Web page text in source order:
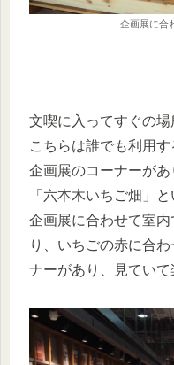
企画展に合
文喫に入ってすぐの場
こちらは誰でも利用す
企画展のコーナーがあ
「六本木いちご畑」
企画展に合わせて室
り、いちごの赤に合
ナーがあり、見ていて